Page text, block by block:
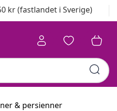
kr (fastlandet i Sverige)
& persienner